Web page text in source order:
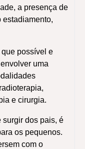
a presença de
estadiamento,
possível e
uma
e cirurgia.
surgir dos pais, é
os pequenos.
com o